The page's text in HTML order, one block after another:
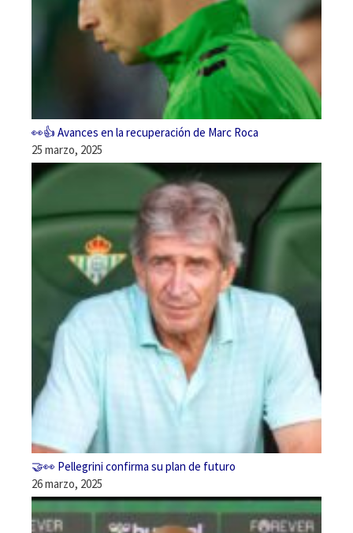
👀👍 Avances en la recuperación de Marc Roca
25 marzo, 2025
🤝👀 Pellegrini confirma su plan de futuro
26 marzo, 2025